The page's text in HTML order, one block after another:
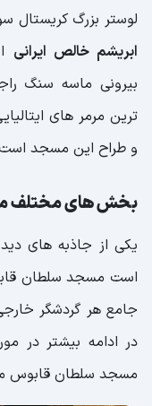
لوستر بزرگ کریستال
ابریشم خالص ایرانی
بیرونی ماسه سنگ
ترین مرمر های
و طراح این مسجد
بخش های مختلف
یکی از جاذبه های
است مسجد سلطان
جامع هر گردشگر
در ادامه بیشتر در
مسجد سلطان قابوس